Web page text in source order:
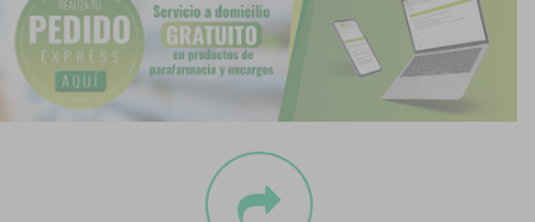
Blog
Contacto
Boletín